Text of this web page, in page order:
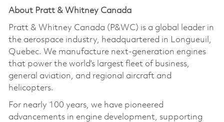
About Pratt & Whitney Canada
Pratt & Whitney Canada (P&WC) is a global leader in
the aerospace industry, headquartered in Longueuil,
Quebec. We manufacture next-generation engines
that power the world’s largest fleet of business,
general aviation, and regional aircraft and
helicopters.
For nearly 100 years, we have pioneered
advancements in engine development, supporting